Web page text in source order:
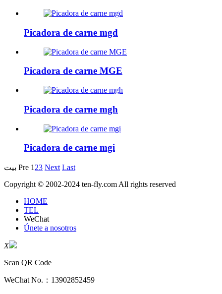
Picadora de carne mgd
Picadora de carne MGE
Picadora de carne mgh
Picadora de carne mgi
بيت Pre 1 23 Next Last
Copyright © 2002-2024 ten-fly.com All rights reserved
HOME
TEL
WeChat
Únete a nosotros
X
Scan QR Code
WeChat No.： 13902852459